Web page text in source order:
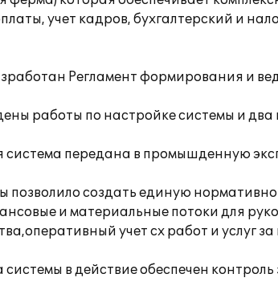
учет кадров, бухгалтерский и
Регламент формирования и
работы по настройке системы и
система передана в промышденную
позволило создать единую
и материальные потоки для
учет сх работ и услуг
системы в действие обеспечен